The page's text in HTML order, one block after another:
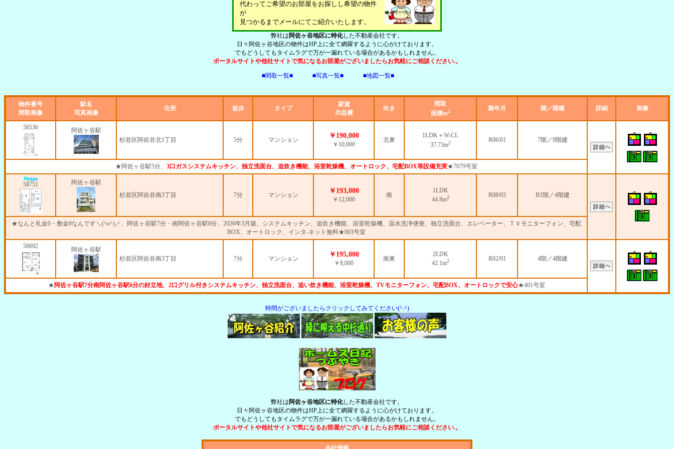
代わってご希望のお部屋をお探しし希望の物件
が
見つかるまでメールにてご紹介いたします。
弊社は 阿佐ヶ谷地区に特化した不動産会社です。
日々阿佐ヶ谷地区の物件はHP上に全て網羅するように心がけております。
でもどうしてもタイムラグで万が一漏れている場合があるかもしれません。
ポータルサイトや他社サイトで気になるお部屋がございましたらお気軽にご相談ください.。
■間取一覧■ ■写真一覧■ ■地図一覧■
物件番号
間取画像
駅名
写真画像
住所 徒歩 タイプ
家賃
共益費
向き
間取
面積m2 築年月 階／階建 詳細 画像
58536
阿佐ヶ谷駅
杉並区阿佐谷北1丁目
5分 マンション
￥190,000
￥10,000
北東
1LDK＋W-CL
37.73m2 R06/01 7階／9階建
★阿佐ヶ谷駅5分、 3口ガスシステムキッチン、独立洗面台、追炊き機能、浴室乾燥機、オートロック、宅配BOX等設備充実★7079号室
58751
阿佐ヶ谷駅
杉並区阿佐谷南3丁目
7分 マンション
￥193,000
￥12,000
南
1LDK
44.8m2 R08/03 B1階／4階建
★なんと礼金0・敷金0なんです＼(^o^)／、阿佐ヶ谷駅7分・南阿佐ヶ谷駅8分、2026年3月築、システムキッチン、追炊き機能、浴室乾燥機、温水洗浄便座、独立洗面台、エレベーター、ＴＶモニターフォン、宅配
BOX、オートロック、インタ-ネット無料★003号室
58692
阿佐ヶ谷駅
杉並区阿佐谷南3丁目
7分 マンション
￥195,000
￥8,000
南東
2LDK
42.1m2 R02/01 4階／4階建
★ 阿佐ヶ谷駅7分南阿佐ヶ谷駅6分の好立地、2口グリル付きシステムキッチン、独立洗面台、追い炊き機能、浴室乾燥機、TVモニターフォン、宅配BOX、オートロックで安心★401号室
時間がございましたらクリックしてみてください(^.^)
弊社は 阿佐ヶ谷地区に特化した不動産会社です。
日々阿佐ヶ谷地区の物件はHP上に全て網羅するように心がけております。
でもどうしてもタイムラグで万が一漏れている場合があるかもしれません。
ポータルサイトや他社サイトで気になるお部屋がございましたらお気軽にご相談ください.。